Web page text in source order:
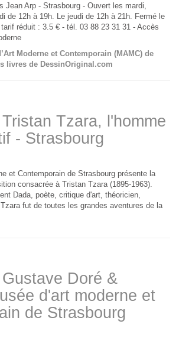
Jean Arp - Strasbourg - Ouvert les mardi,
de 12h à 19h. Le jeudi de 12h à 21h. Fermé le
réduit : 3.5 € - tél. 03 88 23 31 31 - Accès
Moderne et Contemporain (MAMC) de
livres de DessinOriginal.com
Tzara, l'homme
- Strasbourg
et Contemporain de Strasbourg présente la
consacrée à Tristan Tzara (1895-1963).
Dada, poète, critique d'art, théoricien,
fut de toutes les grandes aventures de la
Doré &
d'art moderne et
de Strasbourg